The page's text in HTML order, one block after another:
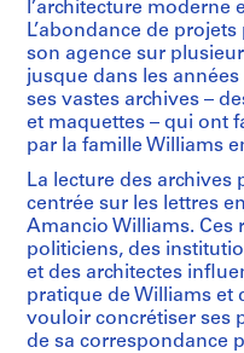
l’architecture moderne
L’abondance de
son agence sur
jusque dans les
ses vastes archives –
et maquettes – qui ont
par la famille Williams
La lecture des archives
centrée sur les lettres
Amancio Williams. Ces
politiciens, des
et des architectes
pratique de Williams et
vouloir concrétiser ses
de sa correspondance